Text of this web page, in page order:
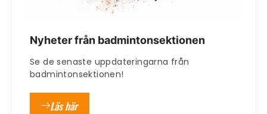
Nyheter från badmintonsektionen
Se de senaste uppdateringarna från
badmintonsektionen!
Läs här